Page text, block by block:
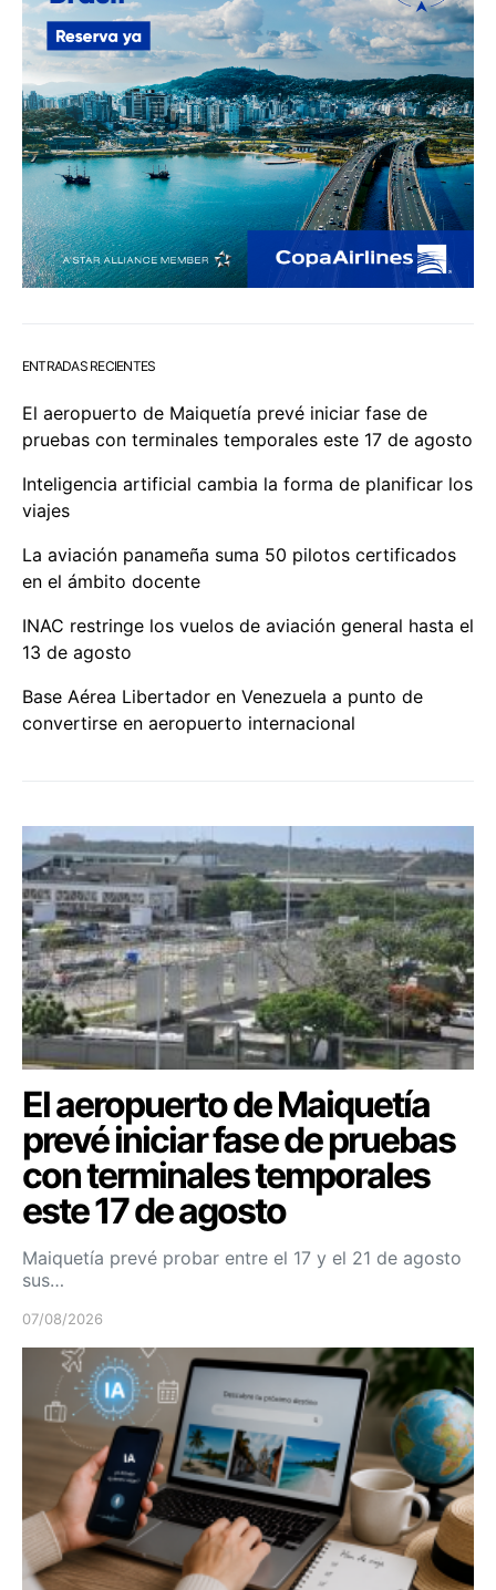
ENTRADAS RECIENTES
El aeropuerto de Maiquetía prevé iniciar fase de
pruebas con terminales temporales este 17 de agosto
Inteligencia artificial cambia la forma de planificar los
viajes
La aviación panameña suma 50 pilotos certificados
en el ámbito docente
INAC restringe los vuelos de aviación general hasta el
13 de agosto
Base Aérea Libertador en Venezuela a punto de
convertirse en aeropuerto internacional
El aeropuerto de Maiquetía
prevé iniciar fase de pruebas
con terminales temporales
este 17 de agosto
Maiquetía prevé probar entre el 17 y el 21 de agosto
sus…
07/08/2026